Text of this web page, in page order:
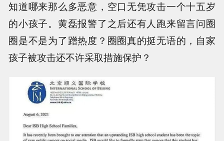
知道哪来那么多恶意，空口无凭攻击一个十五岁
的小孩子。黄磊报警了之后还有人跑来留言问圈
圈是不是为了蹭热度？圈圈真的挺无语的，自家
孩子被攻击还不许采取措施保护？